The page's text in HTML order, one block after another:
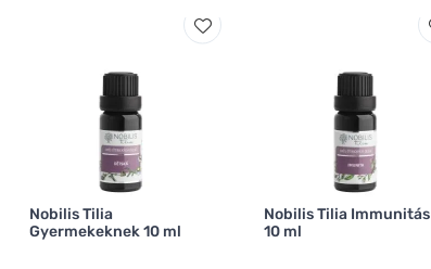
Nobilis Tilia
Gyermekeknek 10 ml
Nobilis Tilia Immunitás
10 ml